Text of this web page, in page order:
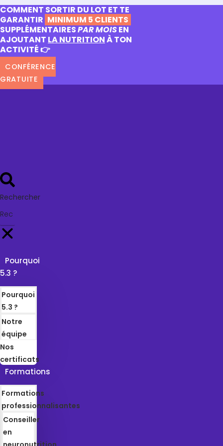
COMMENT SORTIR DU LOT ET TE
GARANTIR MINIMUM 5 CLIENTS
SUPPLÉMENTAIRESPAR MOISEN
AJOUTANT LA NUTRITIONÀ TON
ACTIVITÉ 👉
CONFÉRENCE
GRATUITE
Rechercher
Pourquoi
5.3 ?
Pourquoi
5.3 ?
Notre
équipe
Nos
certificats
Formations
Formations
professionnalisantes
Conseiller
en